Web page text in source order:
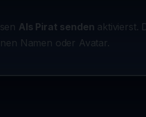
Als Pirat senden aktivierst.
Namen oder Avatar.